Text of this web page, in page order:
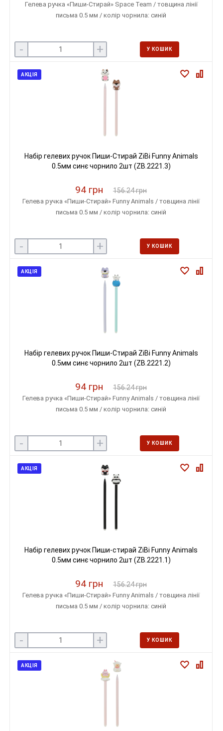
Гелева ручка «Пиши-Стирай» Space Team / товщина лінії
письма 0.5 мм / колір чорнила: синій
- + У КОШИК
АКЦІЯ
Набір гелевих ручок Пиши-Стирай ZiBi Funny Animals
0.5мм синє чорнило 2шт (ZB.2221.3)
94 грн 156.24 грн
Гелева ручка «Пиши-Стирай» Funny Animals / товщина лінії
письма 0.5 мм / колір чорнила: синій
- + У КОШИК
АКЦІЯ
Набір гелевих ручок Пиши-Стирай ZiBi Funny Animals
0.5мм синє чорнило 2шт (ZB.2221.2)
94 грн 156.24 грн
Гелева ручка «Пиши-Стирай» Funny Animals / товщина лінії
письма 0.5 мм / колір чорнила: синій
- + У КОШИК
АКЦІЯ
Набір гелевих ручок Пиши-стирай ZiBi Funny Animals
0.5мм синє чорнило 2шт (ZB.2221.1)
94 грн 156.24 грн
Гелева ручка «Пиши-Стирай» Funny Animals / товщина лінії
письма 0.5 мм / колір чорнила: синій
- + У КОШИК
АКЦІЯ